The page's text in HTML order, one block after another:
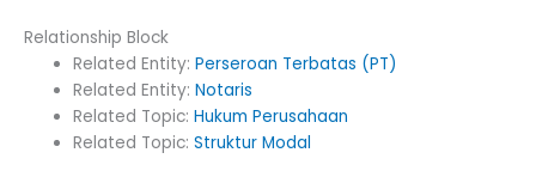
Relationship Block
Related Entity:Perseroan Terbatas (PT)
Related Entity:Notaris
Related Topic:Hukum Perusahaan
Related Topic:Struktur Modal